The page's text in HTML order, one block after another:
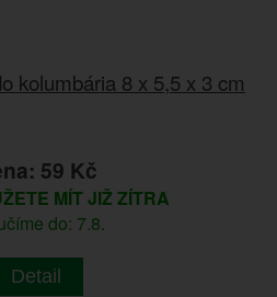
kolumbária 8 x 5,5 x 3 cm
59 Kč
MÍT JIŽ ZÍTRA
do: 7.8.
Detail